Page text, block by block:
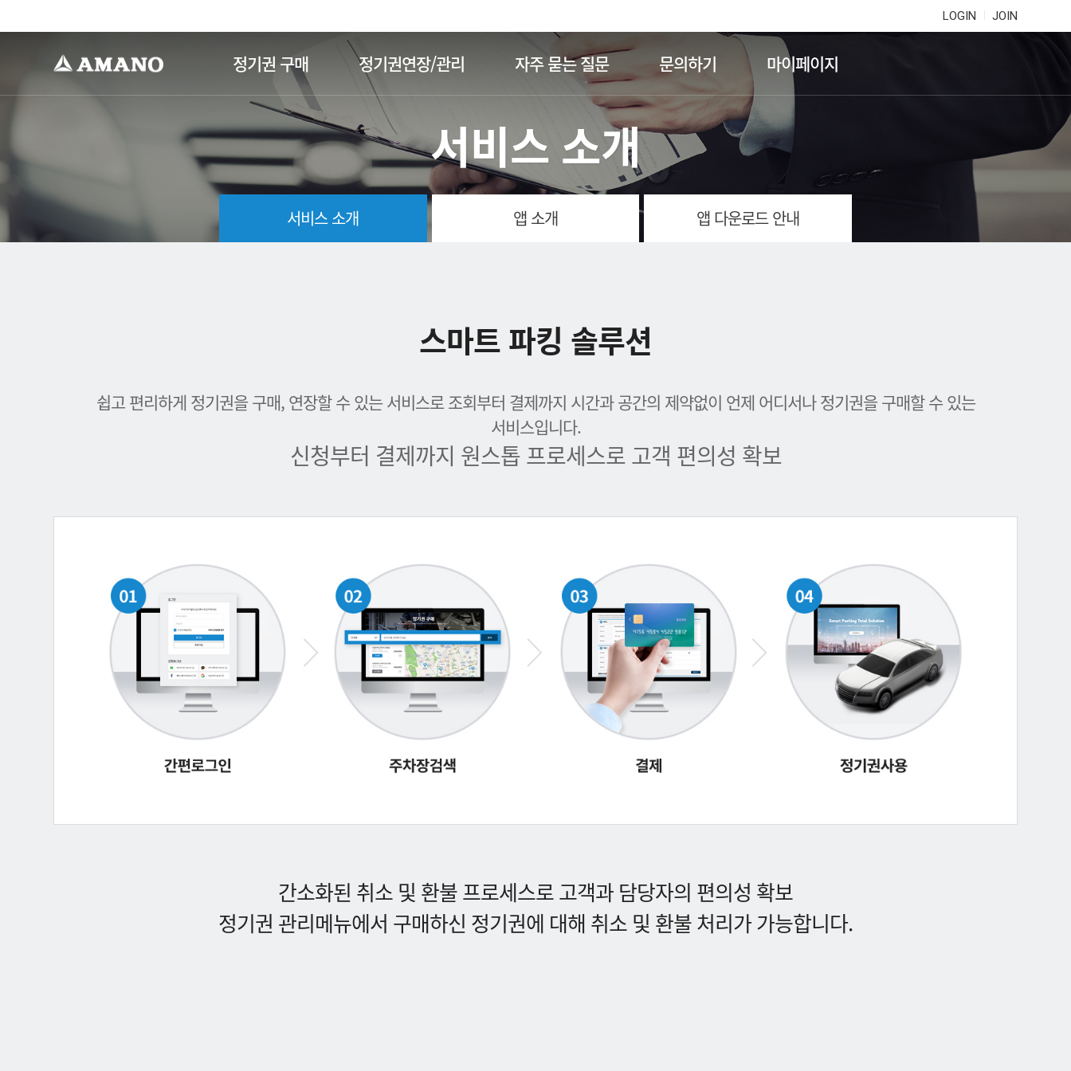
LOGIN JOIN
정기권 구매 정기권연장/관리 자주 묻는 질문 문의하기 마이페이지
서비스 소개
서비스 소개 앱 소개 앱 다운로드 안내
스마트 파킹 솔루션
쉽고 편리하게 정기권을 구매, 연장할 수 있는 서비스로 조회부터 결제까지 시간과 공간의 제약없이 언제 어디서나 정기권을 구매할 수 있는
서비스입니다.
신청부터 결제까지 원스톱 프로세스로 고객 편의성 확보
간소화된 취소 및 환불 프로세스로 고객과 담당자의 편의성 확보
정기권 관리메뉴에서 구매하신 정기권에 대해 취소 및 환불 처리가 가능합니다.